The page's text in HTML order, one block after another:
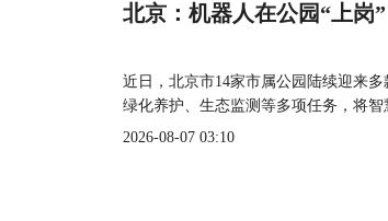
北京：机器人在公园“上岗”
近日，北京市14家市属公园陆续迎来
绿化养护、生态监测等多项任务，将智
2026-08-07 03:10